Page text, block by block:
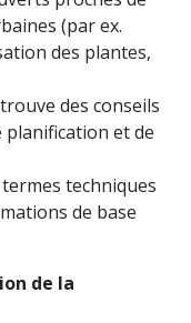
(par ex.
des plantes,
des conseils
et de
techniques
de base
de la